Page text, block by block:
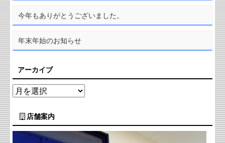
今年もありがとうございました。
年末年始のお知らせ
アーカイブ
店舗案内